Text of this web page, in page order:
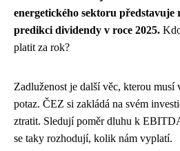
energetického sektoru
predikci dividendy v roce 2025.
platit za rok?
Zadluženost je další věc, kterou musí
potaz. ČEZ si zakládá na svém
ztratit. Sledují poměr dluhu k
se taky rozhodují, kolik nám vyplatí.